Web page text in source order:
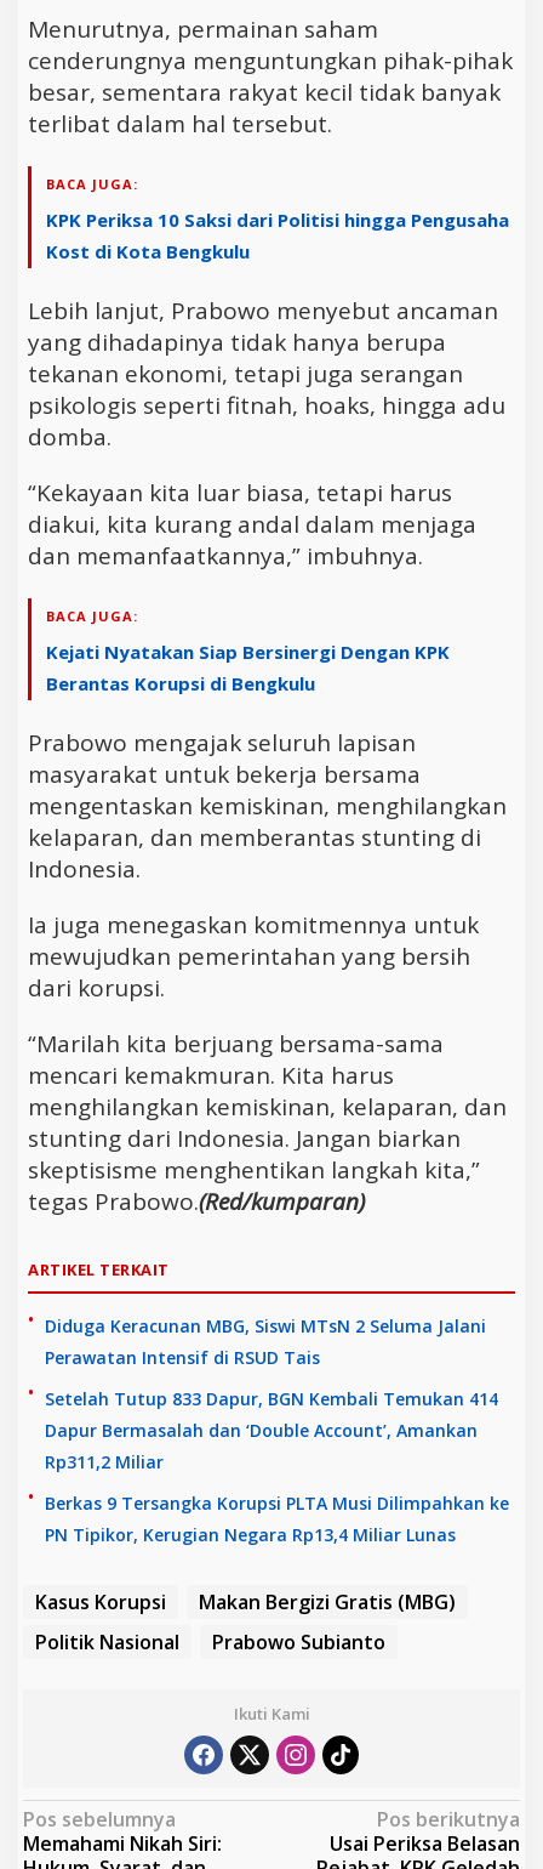
Menurutnya, permainan saham
cenderungnya menguntungkan pihak-pihak
besar, sementara rakyat kecil tidak banyak
terlibat dalam hal tersebut.
BACA JUGA:
KPK Periksa 10 Saksi dari Politisi hingga Pengusaha
Kost di Kota Bengkulu
Lebih lanjut, Prabowo menyebut ancaman
yang dihadapinya tidak hanya berupa
tekanan ekonomi, tetapi juga serangan
psikologis seperti fitnah, hoaks, hingga adu
domba.
“Kekayaan kita luar biasa, tetapi harus
diakui, kita kurang andal dalam menjaga
dan memanfaatkannya,” imbuhnya.
BACA JUGA:
Kejati Nyatakan Siap Bersinergi Dengan KPK
Berantas Korupsi di Bengkulu
Prabowo mengajak seluruh lapisan
masyarakat untuk bekerja bersama
mengentaskan kemiskinan, menghilangkan
kelaparan, dan memberantas stunting di
Indonesia.
Ia juga menegaskan komitmennya untuk
mewujudkan pemerintahan yang bersih
dari korupsi.
“Marilah kita berjuang bersama-sama
mencari kemakmuran. Kita harus
menghilangkan kemiskinan, kelaparan, dan
stunting dari Indonesia. Jangan biarkan
skeptisisme menghentikan langkah kita,”
tegas Prabowo.(Red/kumparan)
ARTIKEL TERKAIT
Diduga Keracunan MBG, Siswi MTsN 2 Seluma Jalani
Perawatan Intensif di RSUD Tais
Setelah Tutup 833 Dapur, BGN Kembali Temukan 414
Dapur Bermasalah dan ‘Double Account’, Amankan
Rp311,2 Miliar
Berkas 9 Tersangka Korupsi PLTA Musi Dilimpahkan ke
PN Tipikor, Kerugian Negara Rp13,4 Miliar Lunas
Kasus Korupsi
Makan Bergizi Gratis (MBG)
Politik Nasional
Prabowo Subianto
Ikuti Kami
N
a
Pos sebelumnya
Memahami Nikah Siri:
Pos berikutnya
Usai Periksa Belasan